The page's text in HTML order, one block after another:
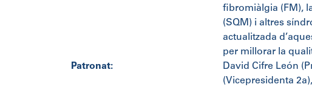
fibromiàlgia (FM),
(SQM) i altres
actualitzada
per millorar la
Patronat:
David Cifre León
(Vicepresidenta